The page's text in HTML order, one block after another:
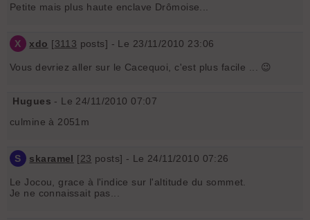
Petite mais plus haute enclave Drômoise...
X xdo [3113 posts] - Le 23/11/2010 23:06
Vous devriez aller sur le Cacequoi, c'est plus facile ... 😉
Hugues - Le 24/11/2010 07:07
culmine à 2051m
S skaramel [23 posts] - Le 24/11/2010 07:26
Le Jocou, grace à l'indice sur l'altitude du sommet.
Je ne connaissait pas...